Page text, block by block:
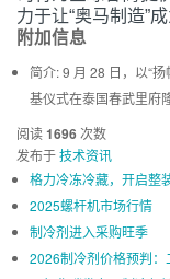
力于让“奥马制造”
附加信息
简介:9 月 28 日，以“
基仪式在泰国春武里府
阅读1696次数
发布于技术资讯
格力冷冻冷藏，开启整
2025螺杆机市场行情
制冷剂进入采购旺季
2026制冷剂价格预判